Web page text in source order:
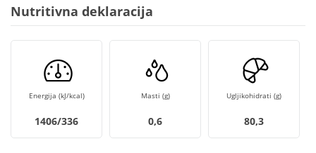
Nutritivna deklaracija
Energija (kJ/kcal)
1406/336
Masti (g)
0,6
Ugljikohidrati (g)
80,3